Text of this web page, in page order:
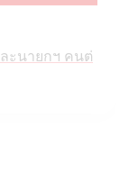
ะนายกฯ คนต่